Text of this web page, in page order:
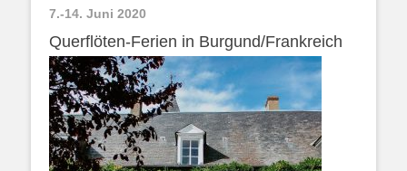
7.-14. Juni 2020
Querflöten-Ferien in Burgund/Frankreich